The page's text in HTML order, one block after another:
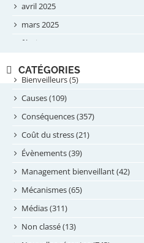
avril 2025
mars 2025
février 2025
septembre 2024
août 2024
juillet 2024
juin 2024
mai 2024
avril 2024
février 2024
janvier 2024
novembre 2023
CATÉGORIES
Bienveilleurs (5)
Causes (109)
Conséquences (357)
Coût du stress (21)
Évènements (39)
Management bienveillant (42)
Mécanismes (65)
Médias (311)
Non classé (13)